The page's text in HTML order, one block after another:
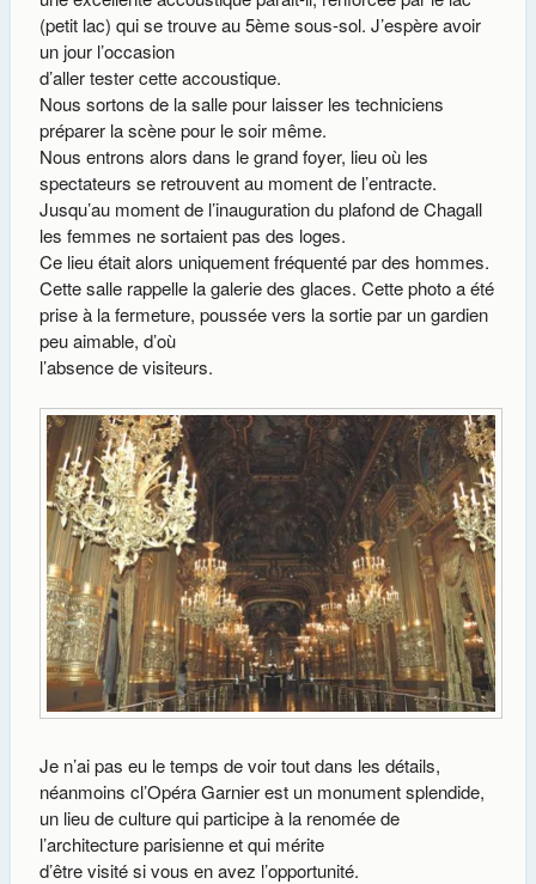
(petit lac) qui se trouve au 5ème sous-sol. J’espère avoir
un jour l’occasion
d’aller tester cette accoustique.
Nous sortons de la salle pour laisser les techniciens
préparer la scène pour le soir même.
Nous entrons alors dans le grand foyer, lieu où les
spectateurs se retrouvent au moment de l’entracte.
Jusqu’au moment de l’inauguration du plafond de Chagall
les femmes ne sortaient pas des loges.
Ce lieu était alors uniquement fréquenté par des hommes.
Cette salle rappelle la galerie des glaces. Cette photo a été
prise à la fermeture, poussée vers la sortie par un gardien
peu aimable, d’où
l’absence de visiteurs.
Je n’ai pas eu le temps de voir tout dans les détails,
néanmoins cl’Opéra Garnier est un monument splendide,
un lieu de culture qui participe à la renomée de
l’architecture parisienne et qui mérite
d’être visité si vous en avez l’opportunité.